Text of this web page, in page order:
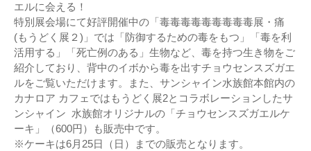
エルに会える！
特別展会場にて好評開催中の「毒毒毒毒毒毒毒毒毒展・痛
(もうどく展２)」では「防御するための毒をもつ」「毒を利
活用する」「死亡例のある」生物など、毒を持つ生き物をご
紹介しており、背中のイボから毒を出すチョウセンスズガエ
ルをご覧いただけます。また、サンシャイン水族館本館内の
カナロア カフェではもうどく展2とコラボレーションしたサ
ンシャイン 水族館オリジナルの「チョウセンスズガエルケ
ーキ」（600円）も販売中です。
※ケーキは6月25日（日）までの販売となります。